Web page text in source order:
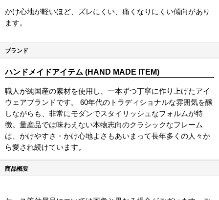
かけ心地が軽いほど、ズレにくい、痛くなりにくい傾向があり
ます。
ブランド
ハンドメイドアイテム (HAND MADE ITEM)
職人が純国産の素材を使用し、一本ずつ丁寧に作り上げたアイ
ウェアブランドです。 60年代のトラディショナルな雰囲気を醸
しながらも、非常にモダンでスタイリッシュなフォルムが特
徴。量産品では味わえない本物志向のクラシックなフレーム
は、かけやすさ・かけ心地よさもあいまって長年多くの人々か
ら愛され続けています。
商品概要